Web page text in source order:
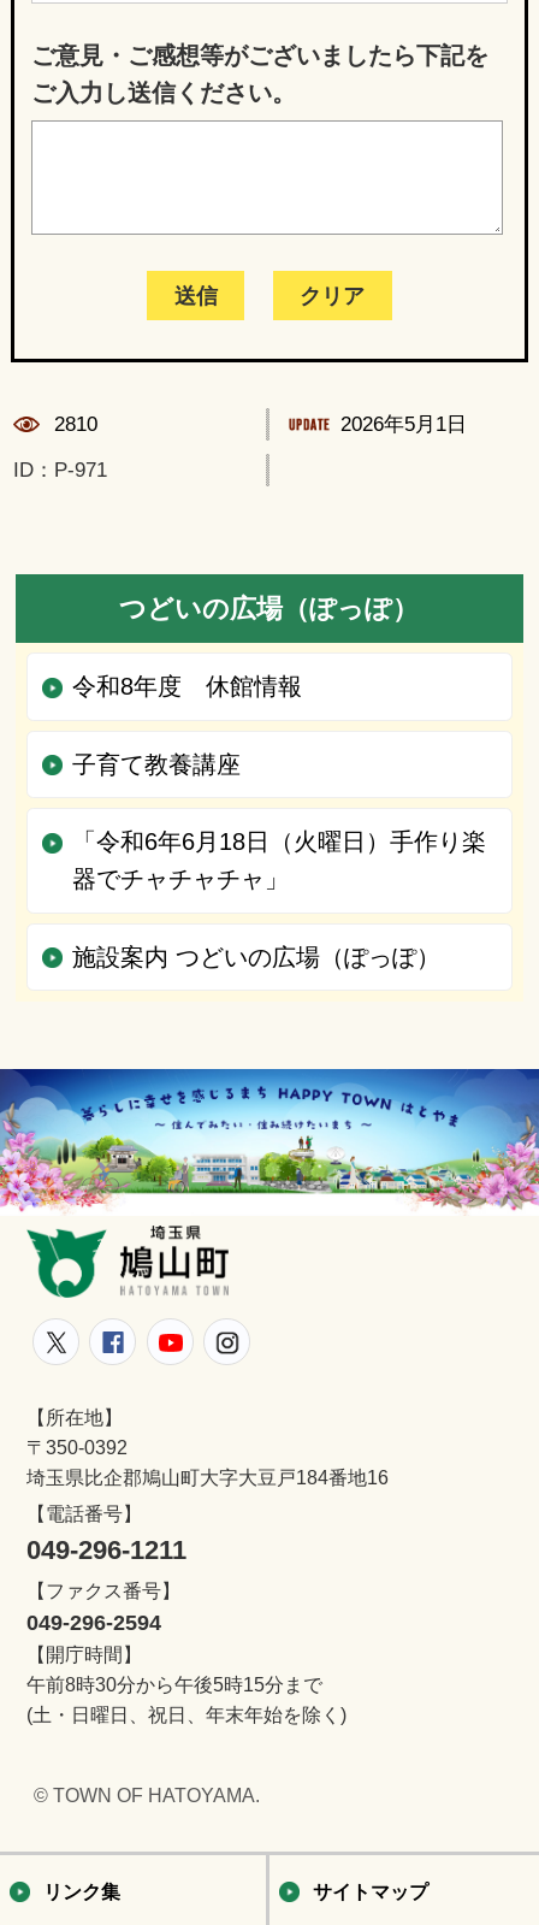
ご意見・ご感想等がございましたら下記を
ご入力し送信ください。
2810 2026年5月1日
ID：P-971
つどいの広場（ぽっぽ）
令和8年度 休館情報
子育て教養講座
「令和6年6月18日（火曜日）手作り楽
器でチャチャチャ」
施設案内 つどいの広場（ぽっぽ）
鳩山町公式Twitter
鳩山町公式Facebook
鳩山町公式YouTube
【所在地】
〒350-0392
埼玉県比企郡鳩山町大字大豆戸184番地16
【電話番号】
049-296-1211
【ファクス番号】
049-296-2594
【開庁時間】
午前8時30分から午後5時15分まで
(土・日曜日、祝日、年末年始を除く)
© TOWN OF HATOYAMA.
リンク集 サイトマップ